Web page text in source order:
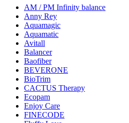
AM / PM Infinity balance
Anny Rey
Aquamagic
Aquamatic
Avitall
Balancer
Baofiber
BEVERONE
BioTrim
CACTUS Therapy
Ecopam
Enjoy Care
FINECODE